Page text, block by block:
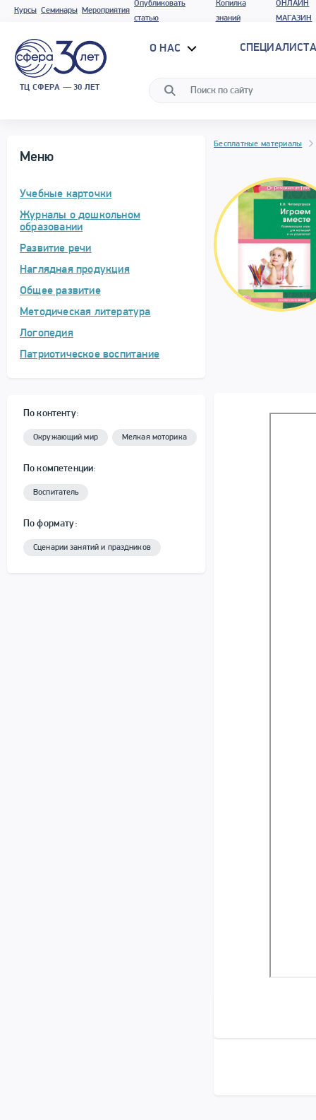
Курсы Семинары Мероприятия
Опубликовать
статью
Копилка
знаний
ОНЛАЙН
МАГАЗИН
ТЦ СФЕРА — 30 ЛЕТ
О НАС
Меню
Учебные карточки
Журналы о дошкольном
образовании
Развитие речи
Наглядная продукция
Общее развитие
Методическая литература
Логопедия
Патриотическое воспитание
По контенту:
Окружающий мир Мелкая моторика
По компетенции:
Воспитатель
По формату:
Сценарии занятий и праздников
Бесплатные материалы